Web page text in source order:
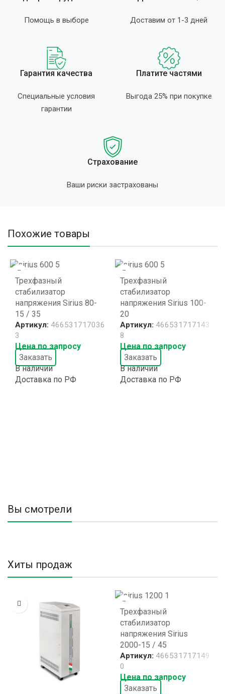
Помощь в выборе Доставим от 1-3 дней
Гарантия качества
Специальные условия
гарантии
Платите частями
Выгода 25% при покупке
Страхование
Ваши риски застрахованы
Похожие товары
Трехфазный
стабилизатор
напряжения Sirius 80-
15 / 35
Артикул: 466531717036
3
Цена по запросу
Заказать
В наличии
Доставка по РФ
Трехфазный
стабилизатор
напряжения Sirius 100-
20
Артикул: 466531717143
8
Цена по запросу
Заказать
В наличии
Доставка по РФ
Вы смотрели
Хиты продаж
Трехфазный
стабилизатор
напряжения Sirius
2000-15 / 45
Артикул: 466531717149
0
Цена по запросу
Заказать